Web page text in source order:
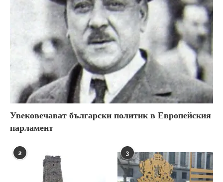
Увековечават български политик в Европейския
парламент
2 3